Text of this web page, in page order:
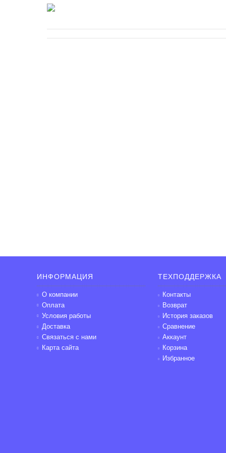
ИНФОРМАЦИЯ
О компании
Оплата
Условия работы
Доставка
Связаться с нами
Карта сайта
ТЕХПОДДЕРЖКА
Контакты
Возврат
История заказов
Сравнение
Аккаунт
Корзина
Избранное